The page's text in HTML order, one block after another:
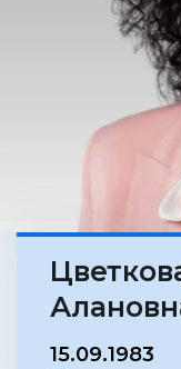
15.09.1983